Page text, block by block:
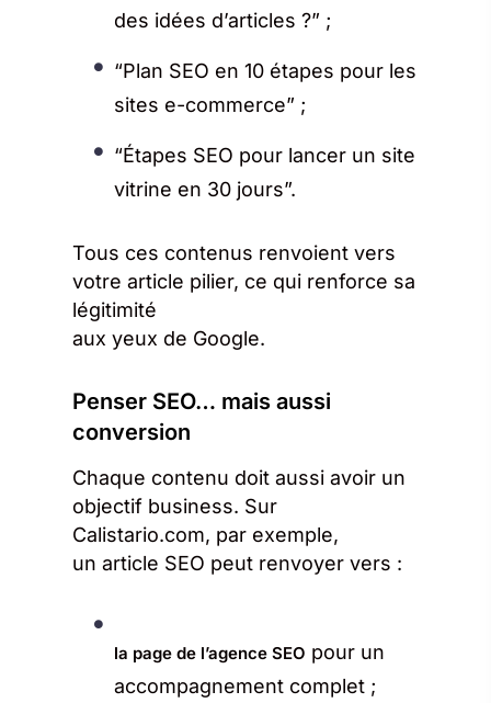
des idées d’articles ?” ;
“Plan SEO en 10 étapes pour les
sites e-commerce” ;
“Étapes SEO pour lancer un site
vitrine en 30 jours”.
Tous ces contenus renvoient vers
votre article pilier, ce qui renforce sa
légitimité
aux yeux de Google.
Penser SEO… mais aussi
conversion
Chaque contenu doit aussi avoir un
objectif business. Sur
Calistario.com, par exemple,
un article SEO peut renvoyer vers :
la page de l’agence SEO pour un
accompagnement complet ;